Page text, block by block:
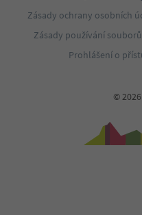
Zásady ochrany osobních
Zásady používání
Prohlášení o
©